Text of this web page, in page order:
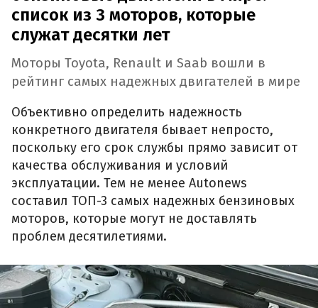
список из 3 моторов, которые
служат десятки лет
Моторы Toyota, Renault и Saab вошли в
рейтинг самых надежных двигателей в мире
Объективно определить надежность
конкретного двигателя бывает непросто,
поскольку его срок службы прямо зависит от
качества обслуживания и условий
эксплуатации. Тем не менее Autonews
составил ТОП-3 самых надежных бензиновых
моторов, которые могут не доставлять
проблем десятилетиями.